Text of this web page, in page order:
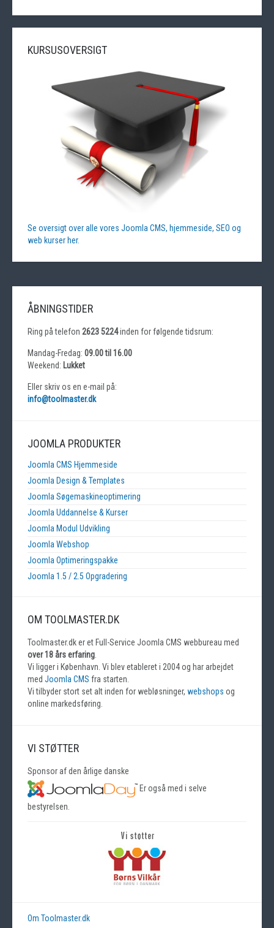
KURSUSOVERSIGT
Se oversigt over alle vores Joomla CMS, hjemmeside, SEO og
web kurser her.
ÅBNINGSTIDER
Ring på telefon 2623 5224inden for følgende tidsrum:
Mandag-Fredag: 09.00 til 16.00
Weekend: Lukket
Eller skriv os en e-mail på:
info@toolmaster.dk
JOOMLA PRODUKTER
Joomla CMS Hjemmeside
Joomla Design & Templates
Joomla Søgemaskineoptimering
Joomla Uddannelse & Kurser
Joomla Modul Udvikling
Joomla Webshop
Joomla Optimeringspakke
Joomla 1.5 / 2.5 Opgradering
OM TOOLMASTER.DK
Toolmaster.dk er et Full-Service Joomla CMS webbureau med
over 18 års erfaring
Vi ligger i København. Vi blev etableret i 2004 og har arbejdet
med Joomla CMS fra starten.
Vi tilbyder stort set alt inden for webløsninger, webshops og
online markedsføring.
VI STØTTER
Sponsor af den årlige danske
Er også med i selve
bestyrelsen.
Om Toolmaster.dk